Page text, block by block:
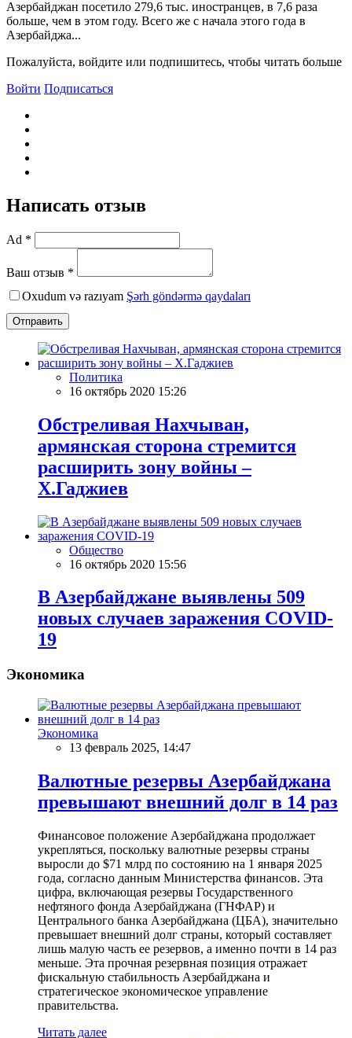
Азербайджан посетило 279,6 тыс. иностранцев, в 7,6 раза
больше, чем в этом году. Всего же с начала этого года в
Азербайджа...
Пожалуйста, войдите или подпишитесь, чтобы читать больше
Войти Подписаться
Написать отзыв
Ad *
Ваш отзыв *
Oxudum və razıyam Şərh göndərmə qaydaları
Отправить
Политика
16 октябрь 2020 15:26
Обстреливая Нахчыван,
армянская сторона стремится
расширить зону войны –
Х.Гаджиев
Общество
16 октябрь 2020 15:56
В Азербайджане выявлены 509
новых случаев заражения COVID-
19
Экономика
Экономика
13 февраль 2025, 14:47
Валютные резервы Азербайджана
превышают внешний долг в 14 раз
Финансовое положение Азербайджана продолжает
укрепляться, поскольку валютные резервы страны
выросли до $71 млрд по состоянию на 1 января 2025
года, согласно данным Министерства финансов. Эта
цифра, включающая резервы Государственного
нефтяного фонда Азербайджана (ГНФАР) и
Центрального банка Азербайджана (ЦБА), значительно
превышает внешний долг страны, который составляет
лишь малую часть ее резервов, а именно почти в 14 раз
меньше. Эта прочная резервная позиция отражает
фискальную стабильность Азербайджана и
стратегическое экономическое управление
правительства.
Читать далее